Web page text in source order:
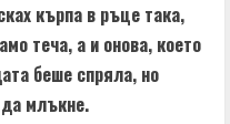
кърпа в ръце така,
теча, а и онова, което
беше спряла, но
млъкне.